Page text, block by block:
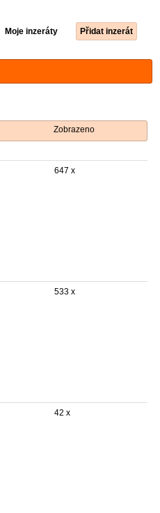
Moje inzeráty Přidat inzerát
Zobrazeno
647 x
533 x
42 x